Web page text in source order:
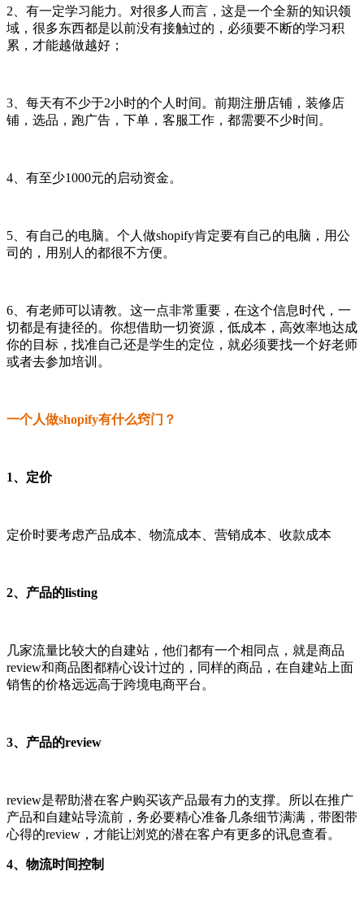
2、有一定学习能力。对很多人而言，这是一个全新的知识领
域，很多东西都是以前没有接触过的，必须要不断的学习积
累，才能越做越好；
3、每天有不少于2小时的个人时间。前期注册店铺，装修店
铺，选品，跑广告，下单，客服工作，都需要不少时间。
4、有至少1000元的启动资金。
5、有自己的电脑。个人做shopify肯定要有自己的电脑，用公
司的，用别人的都很不方便。
6、有老师可以请教。这一点非常重要，在这个信息时代，一
切都是有捷径的。你想借助一切资源，低成本，高效率地达成
你的目标，找准自己还是学生的定位，就必须要找一个好老师
或者去参加培训。
一个人做shopify有什么窍门？
1、定价
定价时要考虑产品成本、物流成本、营销成本、收款成本
2、产品的listing
几家流量比较大的自建站，他们都有一个相同点，就是商品
review和商品图都精心设计过的，同样的商品，在自建站上面
销售的价格远远高于跨境电商平台。
3、产品的review
review是帮助潜在客户购买该产品最有力的支撑。所以在推广
产品和自建站导流前，务必要精心准备几条细节满满，带图带
心得的review，才能让浏览的潜在客户有更多的讯息查看。
4、物流时间控制